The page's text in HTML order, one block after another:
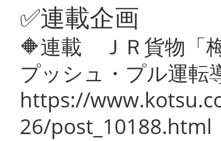
✅連載企画
🔶連載 ＪＲ貨物「
プッシュ・プル運転
https://
26/post_10188.html